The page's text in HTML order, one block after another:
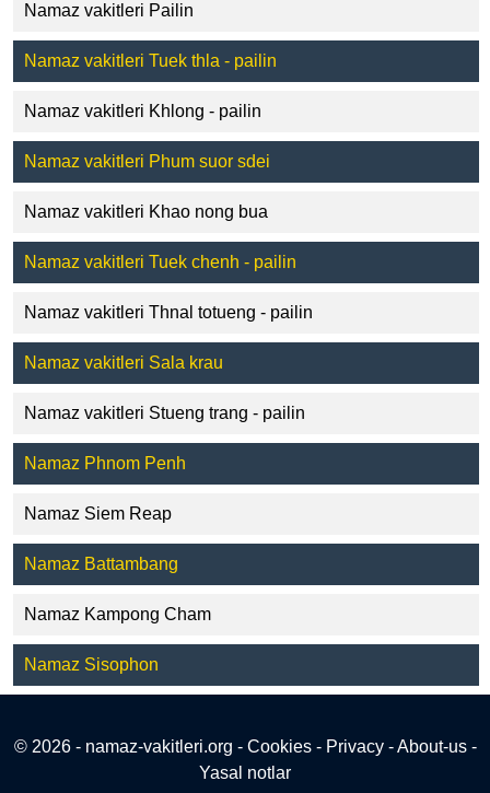
Namaz vakitleri Pailin
Namaz vakitleri Tuek thla - pailin
Namaz vakitleri Khlong - pailin
Namaz vakitleri Phum suor sdei
Namaz vakitleri Khao nong bua
Namaz vakitleri Tuek chenh - pailin
Namaz vakitleri Thnal totueng - pailin
Namaz vakitleri Sala krau
Namaz vakitleri Stueng trang - pailin
Namaz Phnom Penh
Namaz Siem Reap
Namaz Battambang
Namaz Kampong Cham
Namaz Sisophon
© 2026 - namaz-vakitleri.org - Cookies- Privacy-About-us-
Yasal notlar